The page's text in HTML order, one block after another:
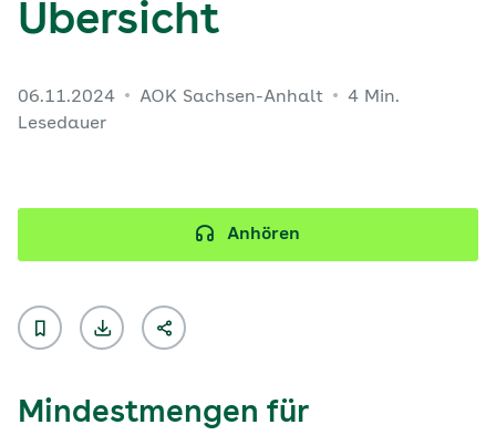
Übersicht
06.11.2024 AOK Sachsen-Anhalt
4 Min.
Lesedauer
Anhören
Mindestmengen für